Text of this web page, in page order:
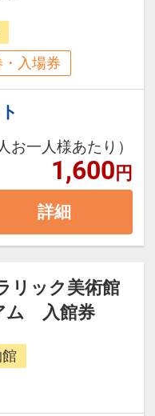
・入場券
お一人様あたり）
1,600円
詳細
リック美術館
ム 入館券